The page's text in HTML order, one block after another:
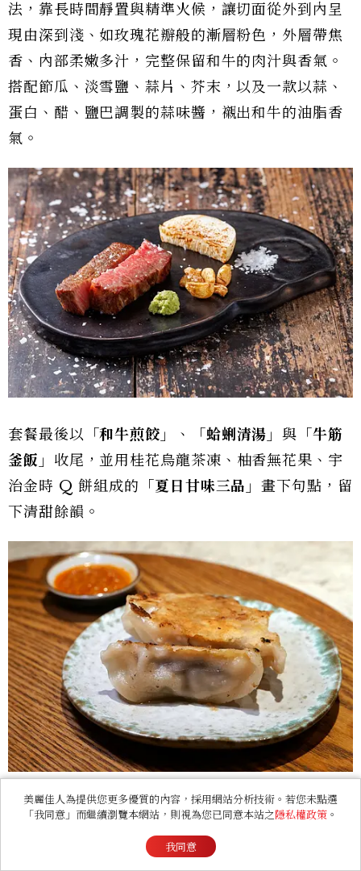
法，靠長時間靜置與精準火候，讓切面從外到內呈
現由深到淺、如玫瑰花瓣般的漸層粉色，外層帶焦
香、內部柔嫩多汁，完整保留和牛的肉汁與香氣。
搭配節瓜、淡雪鹽、蒜片、芥末，以及一款以蒜、
蛋白、醋、鹽巴調製的蒜味醬，襯出和牛的油脂香
氣。
套餐最後以 「和牛煎餃」 、 「蛤蜊清湯」與 「牛筋
釜飯」 收尾，並用桂花烏龍茶凍、柚香無花果、宇
治金時 Q 餅組成的 「夏日甘味三品」畫下句點，留
下清甜餘韻。
美麗佳人為提供您更多優質的內容，採用網站分析技術。若您未點選
「我同意」而繼續瀏覽本網站，則視為您已同意本站之隱私權政策 。
我同意